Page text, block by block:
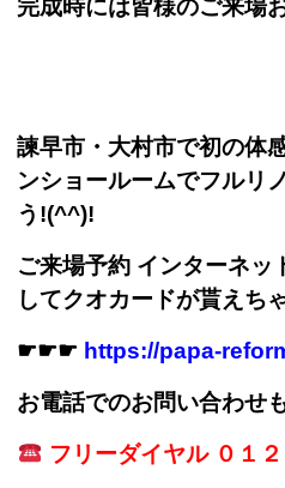
完成時には皆様のご来場
諫早市・大村市で初の体
ンショールームでフルリ
う!(^^)!
ご来場予約 インターネ
してクオカードが貰えち
☛☛☛ https://papa-
お電話でのお問い合わせ
フリーダイヤル ０１